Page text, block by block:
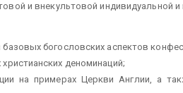
и внекультовой индивидуальной
богословских аспектов
деноминаций;
на примерах Церкви Англии, а